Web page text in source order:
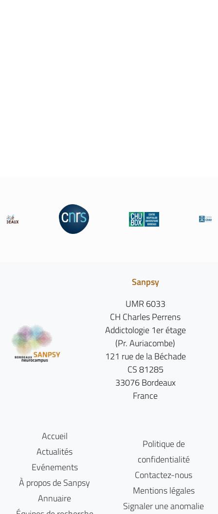
Sanpsy
UMR 6033
CH Charles Perrens
Addictologie 1er étage
(Pr. Auriacombe)
121 rue de la Béchade
CS 81285
33076 Bordeaux
France
Accueil
Actualités
Evénements
À propos de Sanpsy
Annuaire
Politique de
confidentialité
Contactez-nous
Mentions légales
Signaler une anomalie